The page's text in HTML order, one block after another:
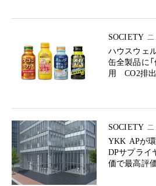
SOCIETY
ハウスウェ
缶全製品に
用 CO2排
SOCIETY
YKK APが
DPサプライ
価で最高評